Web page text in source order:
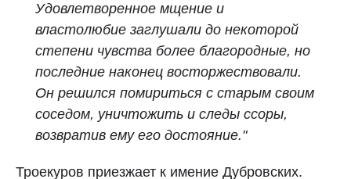
Удовлетворенное мщение и
властолюбие заглушали до некоторой
степени чувства более благородные, но
последние наконец восторжествовали.
Он решился помириться с старым своим
соседом, уничтожить и следы ссоры,
возвратив ему его достояние."
Троекуров приезжает к имение Дубровских.